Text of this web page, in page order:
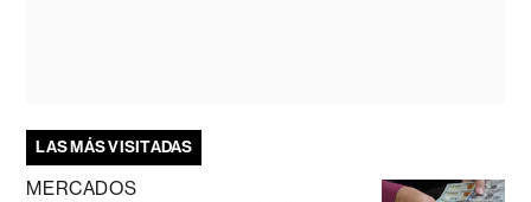
LAS MÁS VISITADAS
MERCADOS